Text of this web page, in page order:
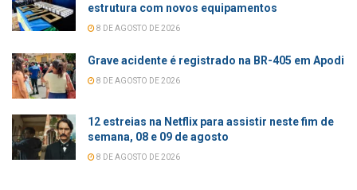
estrutura com novos equipamentos
8 DE AGOSTO DE 2026
Grave acidente é registrado na BR-405 em Apodi
8 DE AGOSTO DE 2026
12 estreias na Netflix para assistir neste fim de
semana, 08 e 09 de agosto
8 DE AGOSTO DE 2026